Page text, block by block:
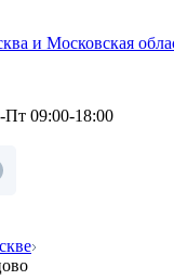
и Московская
09:00-18:00